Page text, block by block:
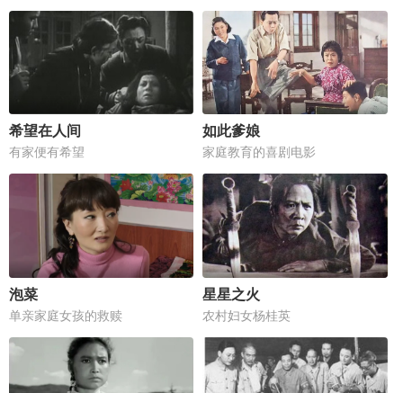
希望在人间
有家便有希望
如此爹娘
家庭教育的喜剧电影
泡菜
单亲家庭女孩的救赎
星星之火
农村妇女杨桂英